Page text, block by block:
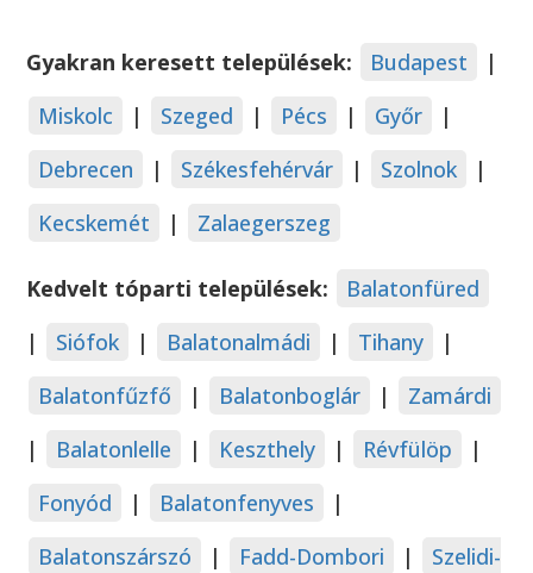
Gyakran keresett települések: Budapest
|
Miskolc
| Szeged | Pécs | Győr
|
Debrecen
| Székesfehérvár | Szolnok
|
Kecskemét
| Zalaegerszeg
Kedvelt tóparti települések:
Balatonfüred
|
Siófok | Balatonalmádi | Tihany
|
Balatonfűzfő
| Balatonboglár |
Zamárdi
|
Balatonlelle | Keszthely | Révfülöp
|
Fonyód
| Balatonfenyves
|
Balatonszárszó
| Fadd-Dombori |
Szelidi-